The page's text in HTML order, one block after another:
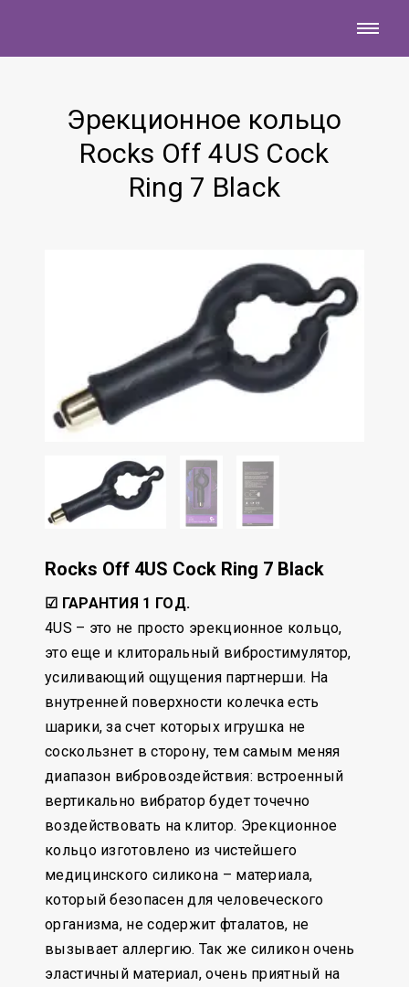
Эрекционное кольцо
Rocks Off 4US Cock
Ring 7 Black
Rocks Off 4US Cock Ring 7 Black
☑ ГАРАНТИЯ 1 ГОД.
4US – это не просто эрекционное кольцо,
это еще и клиторальный вибростимулятор,
усиливающий ощущения партнерши. На
внутренней поверхности колечка есть
шарики, за счет которых игрушка не
соскользнет в сторону, тем самым меняя
диапазон вибровоздействия: встроенный
вертикально вибратор будет точечно
воздействовать на клитор. Эрекционное
кольцо изготовлено из чистейшего
медицинского силикона – материала,
который безопасен для человеческого
организма, не содержит фталатов, не
вызывает аллергию. Так же силикон очень
эластичный материал, очень приятный на